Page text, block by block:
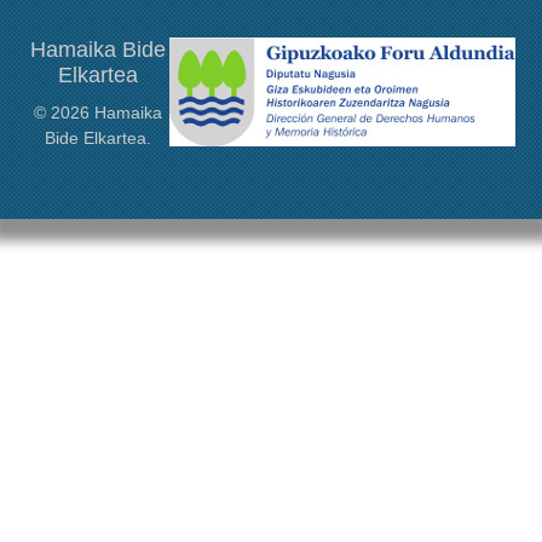
Hamaika Bide
Elkartea
© 2026 Hamaika
Bide Elkartea.